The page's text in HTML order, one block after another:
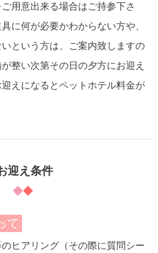
用意出来る場合はご持参下さ
に何が必要かわからない方や、
という方は、ご案内致しますの
整い次第その日の夕方にお迎え
えになるとペットホテル料金が
迎え条件
て
ヒアリング（その際に質問シー